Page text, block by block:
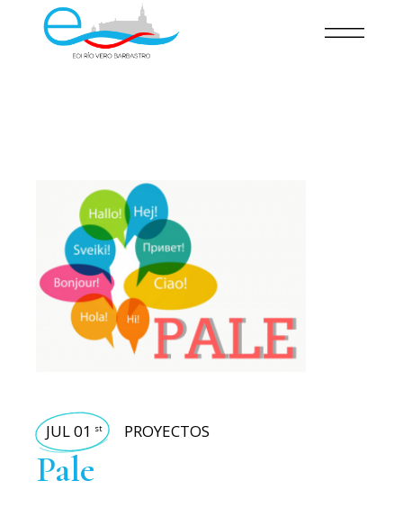
JUL 01 st PROYECTOS
Pale